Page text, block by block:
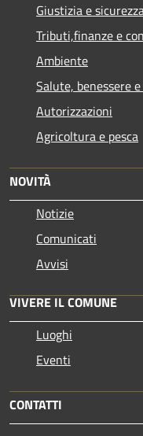
Giustizia e
Tributi,finanze e
Ambiente
Salute, benessere
Autorizzazioni
Agricoltura e pesca
NOVITÀ
Notizie
Comunicati
Avvisi
VIVERE IL COMUNE
Luoghi
Eventi
CONTATTI